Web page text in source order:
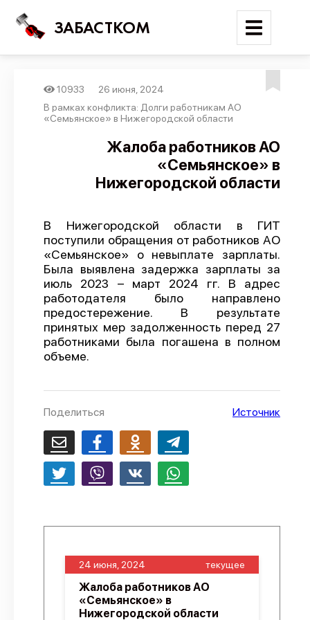
ЗАБАСТКОМ
Войти
Поиск
Новости
Карта событий
Отчеты
Предложить публикацию
Справочник
API
О проекте
Политика конфиденциальности
10933
26 июня, 2024
В рамках конфликта: Долги работникам АО
«Семьянское» в Нижегородской области
Жалоба работников АО
«Семьянское» в
Нижегородской области
В Нижегородской области в ГИТ
поступили обращения от работников АО
«Семьянское» о невыплате зарплаты.
Была выявлена задержка зарплаты за
июль 2023 – март 2024 гг. В адрес
работодателя было направлено
предостережение. В результате
принятых мер задолженность перед 27
работниками была погашена в полном
объеме.
Поделиться Источник
24 июня, 2024 текущее
Жалоба работников АО
«Семьянское» в
Нижегородской области